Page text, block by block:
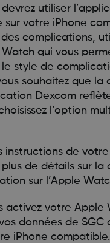
utiliser
sur votre iPhone
complications,
Watch qui vous
style de
souhaitez que la
Dexcom
l’option
instructions de
de détails sur la
sur l’Apple
activez votre Apple
données de SGC
iPhone